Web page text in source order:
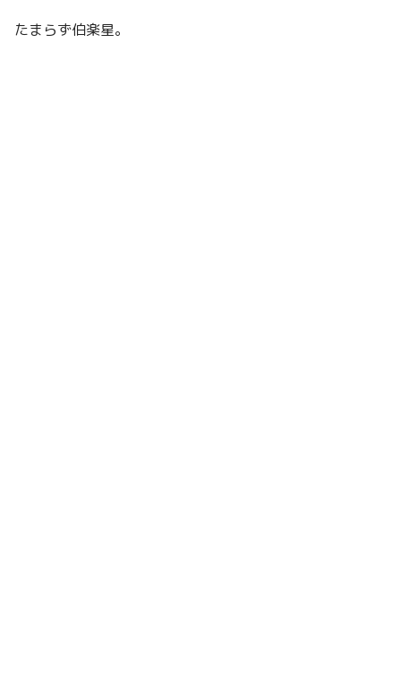
たまらず伯楽星。